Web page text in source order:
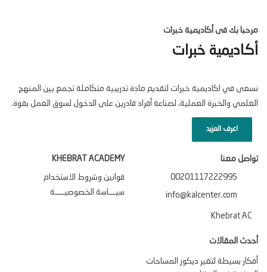
مرحبا بك فى أكاديمية خبرات
أكاديمية خبرات
نسعى في اكاديمية خبرات لتقديم مادة تدريبية متكاملة تجمع بين المنهج
العلمي والخبرة العملية، لصناعة أفراد قادرين على الدخول لسوق العمل بقوة.
اعرف المزيد
تواصل معنا
00201117222995
info@kalcenter.com
Khebrat AC
KHEBRAT ACADEMY
قوانين وشروط الاستخدام
سيـــاسة الخصوصيــــة
أحدث المقالات
أفكار بسيطة لتغير ديكور المساحات